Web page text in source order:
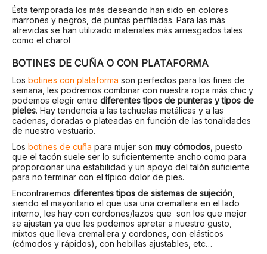
Ésta temporada los más deseando han sido en colores
marrones y negros, de puntas perfiladas. Para las más
atrevidas se han utilizado materiales más arriesgados tales
como el charol
BOTINES DE CUÑA O CON PLATAFORMA
Los botines con plataforma son perfectos para los fines de
semana, les podremos combinar con nuestra ropa más chic y
podemos elegir entre diferentes tipos de punteras y tipos de
pieles. Hay tendencia a las tachuelas metálicas y a las
cadenas, doradas o plateadas en función de las tonalidades
de nuestro vestuario.
Los botines de cuña para mujer son muy cómodos, puesto
que el tacón suele ser lo suficientemente ancho como para
proporcionar una estabilidad y un apoyo del talón suficiente
para no terminar con el típico dolor de pies.
Encontraremos diferentes tipos de sistemas de sujeción,
siendo el mayoritario el que usa una cremallera en el lado
interno, les hay con cordones/lazos que son los que mejor
se ajustan ya que les podemos apretar a nuestro gusto,
mixtos que lleva cremallera y cordones, con elásticos
(cómodos y rápidos), con hebillas ajustables, etc…